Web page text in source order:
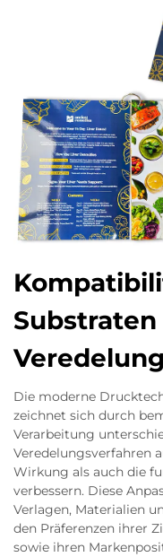
Die moderne
zeichnet sich durch
Verarbeitung
Veredelungsverfahren
Wirkung als auch die
verbessern. Diese
Verlagen, Materialien
den Präferenzen ihrer
sowie ihren